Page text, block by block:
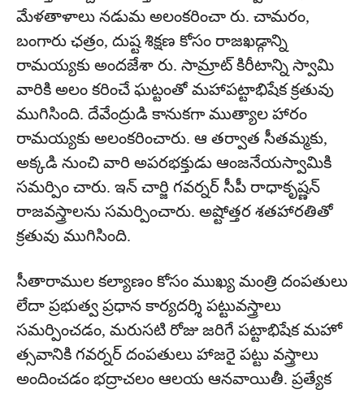
మేళతాళాలు నడుమ అలంకరించా రు. చామరం,
బంగారు ఛత్రం, దుష్ట శిక్షణ కోసం రాజఖడ్గాన్ని
రామయ్యకు అందజేశా రు. సామ్రాట్ కిరీటాన్ని స్వామి
వారికి అలం కరించే ఘట్టంతో మహాపట్టాభిషేక క్రతువు
ముగిసింది. దేవేంద్రుడి కానుకగా ముత్యాల హారం
రామయ్యకు అలంకరించారు. ఆ తర్వాత సీతమ్మకు,
అక్కడి నుంచి వారి అపరభక్తుడు ఆంజనేయస్వామికి
సమర్పిం చారు. ఇన్ చార్జి గవర్నర్ సీపీ రాధాకృష్ణన్
రాజవస్త్రాలను సమర్పించారు. అష్టోత్తర శతహారతితో
క్రతువు ముగిసింది.
సీతారాముల కల్యాణం కోసం ముఖ్య మంత్రి దంపతులు
లేదా ప్రభుత్వ ప్రధాన కార్యదర్శి పట్టువస్త్రాలు
సమర్పించడం, మరుసటి రోజు జరిగే పట్టాభిషేక మహో
త్సవానికి గవర్నర్ దంపతులు హాజరై పట్టు వస్త్రాలు
అందించడం భద్రాచలం ఆలయ ఆనవాయితీ. ప్రత్యేక